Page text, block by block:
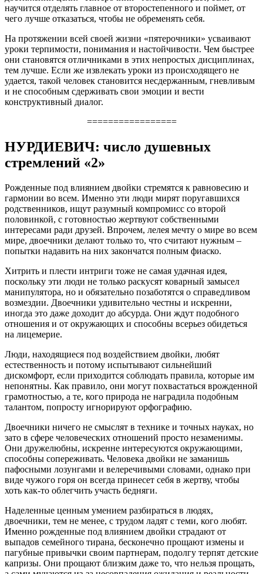
научится отделять главное от второстепенного и поймет, от
чего лучше отказаться, чтобы не обременять себя.
На протяжении всей своей жизни «пятерочники» усваивают
уроки терпимости, понимания и настойчивости. Чем быстрее
они становятся отличниками в этих непростых дисциплинах,
тем лучше. Если же извлекать уроки из происходящего не
удается, такой человек становится несдержанным, гневливым
и не способным сдерживать свои эмоции и вести
конструктивный диалог.
=================
НУРДИЕВИЧ: число душевных
стремлений «2»
Рожденные под влиянием двойки стремятся к равновесию и
гармонии во всем. Именно эти люди мирят поругавшихся
родственников, ищут разумный компромисс со второй
половинкой, с готовностью жертвуют собственными
интересами ради друзей. Впрочем, лелея мечту о мире во всем
мире, двоечники делают только то, что считают нужным –
попытки надавить на них закончатся полным фиаско.
Хитрить и плести интриги тоже не самая удачная идея,
поскольку эти люди не только раскусят коварный замысел
манипулятора, но и обязательно позаботятся о справедливом
возмездии. Двоечники удивительно честны и искренни,
иногда это даже доходит до абсурда. Они ждут подобного
отношения и от окружающих и способны всерьез обидеться
на лицемерие.
Люди, находящиеся под воздействием двойки, любят
естественность и потому испытывают сильнейший
дискомфорт, если приходится соблюдать правила, которые им
непонятны. Как правило, они могут похвастаться врожденной
грамотностью, а те, кого природа не наградила подобным
талантом, попросту игнорируют орфографию.
Двоечники ничего не смыслят в технике и точных науках, но
зато в сфере человеческих отношений просто незаменимы.
Они дружелюбны, искренне интересуются окружающими,
способны сопереживать. Человека двойки не заманишь
пафосными лозунгами и велеречивыми словами, однако при
виде чужого горя он всегда принесет себя в жертву, чтобы
хоть как-то облегчить участь бедняги.
Наделенные ценным умением разбираться в людях,
двоечники, тем не менее, с трудом ладят с теми, кого любят.
Именно рожденные под влиянием двойки страдают от
выпадов семейного тирана, бесконечно прощают измены и
пагубные привычки своим партнерам, подолгу терпят детские
капризы. Они прощают близким даже то, что нельзя прощать,